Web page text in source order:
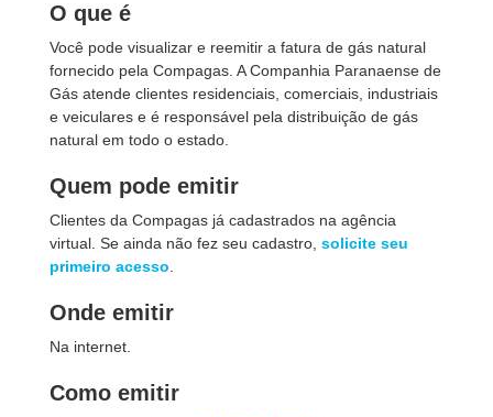
O que é
Você pode visualizar e reemitir a fatura de gás natural
fornecido pela Compagas. A Companhia Paranaense de
Gás atende clientes residenciais, comerciais, industriais
e veiculares e é responsável pela distribuição de gás
natural em todo o estado.
Quem pode emitir
Clientes da Compagas já cadastrados na agência
virtual. Se ainda não fez seu cadastro, solicite seu
primeiro acesso
Onde emitir
Na internet.
Como emitir